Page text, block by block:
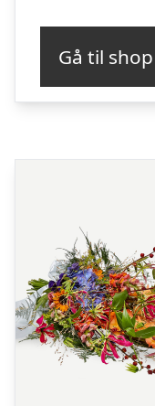
Gå til shop